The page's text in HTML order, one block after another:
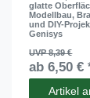
glatte
Modellbau,
und DIY-
Genisys
UVP 8,39 €
ab 6,50 €
Artikel